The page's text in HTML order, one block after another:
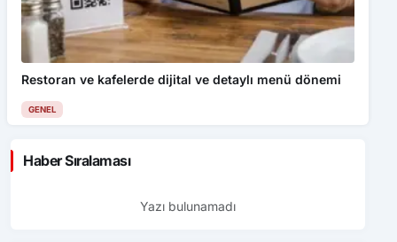
Restoran ve kafelerde dijital ve detaylı menü dönemi
GENEL
Haber Sıralaması
Yazı bulunamadı